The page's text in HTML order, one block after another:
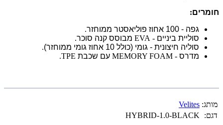
חומרים:
גפה - 100 אחוז פוליאסטר ממוחזר
.
סוליית ביניים - EVA מבוסס קנה סוכר.
סוליה חיצונית - גומי (כולל 10 אחוז גומי ממוחזר)
.
מדרס - TPE עם שכבת MEMORY FOAM.
מותג: Velites
דגם:
HYBRID-1.0-BLACK